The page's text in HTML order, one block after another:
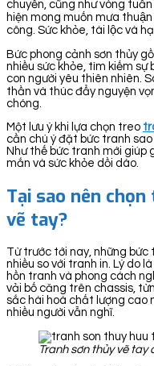
chuyển, cũng như vòng
hiện mong muốn mưa
công. Sức khỏe, tài lộc và
Bức phong cảnh sơn thủy
nhiều sức khỏe, tìm kiếm
con người yêu thiên nhiên.
thần và thúc đẩy nguyện
chóng.
Một lưu ý khi lựa chọn treo
cần chú ý đặt bức tranh
Như thế bức tranh mới giúp
mắn và sức khỏe dồi dào.
Tại sao nên
vẽ tay?
Từ trước tới nay, những
nhiều so với tranh in. Lý do
hồn tranh và phong cách
vải bố căng trên chassis,
sắc hài hoà chất lượng cao
nhiều người vẫn nghĩ.
Tranh sơn thủy vẽ tay